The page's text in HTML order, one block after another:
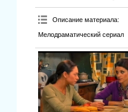
Описание материала:
Мелодраматический сериал